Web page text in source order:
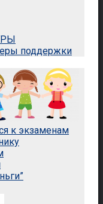
поддержки
к экзаменам